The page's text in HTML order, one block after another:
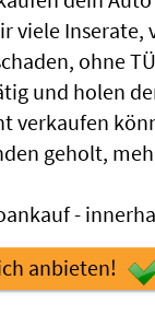
viele
ohne
und holen
verkaufen
geholt,
-
anbieten!